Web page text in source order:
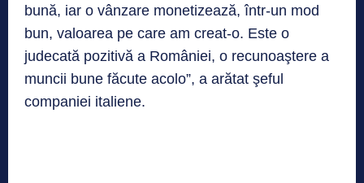
bună, iar o vânzare monetizează, într-un mod
bun, valoarea pe care am creat-o. Este o
judecată pozitivă a României, o recunoaştere a
muncii bune făcute acolo”, a arătat şeful
companiei italiene.